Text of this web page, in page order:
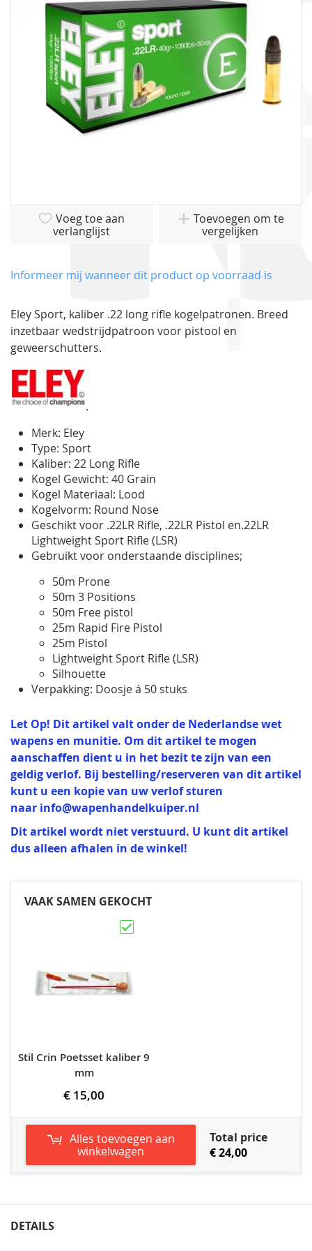
afbeeldingen-
van
gallerij
Voeg toe aan
verlanglijst
Toevoegen om te
vergelijken
Informeer mij wanneer dit product op voorraad is
Eley Sport, kaliber .22 long rifle kogelpatronen. Breed
inzetbaar wedstrijdpatroon voor pistool en
geweerschutters.
.
Merk: Eley
Type: Sport
Kaliber: 22 Long Rifle
Kogel Gewicht: 40 Grain
Kogel Materiaal: Lood
Kogelvorm: Round Nose
Geschikt voor .22LR Rifle, .22LR Pistol en.22LR
Lightweight Sport Rifle (LSR)
Gebruikt voor onderstaande disciplines;
50m Prone
50m 3 Positions
50m Free pistol
25m Rapid Fire Pistol
25m Pistol
Lightweight Sport Rifle (LSR)
Silhouette
Verpakking: Doosje á 50 stuks
Let Op! Dit artikel valt onder de Nederlandse wet
wapens en munitie. Om dit artikel te mogen
aanschaffen dient u in het bezit te zijn van een
geldig verlof. Bij bestelling/reserveren van dit artikel
kunt u een kopie van uw verlof sturen
naar info@wapenhandelkuiper.nl
Dit artikel wordt niet verstuurd. U kunt dit artikel
dus alleen afhalen in de winkel!
VAAK SAMEN GEKOCHT
Stil Crin Poetsset kaliber 9
mm
€ 15,00
Alles toevoegen aan
winkelwagen
Total price
€ 24,00
DETAILS